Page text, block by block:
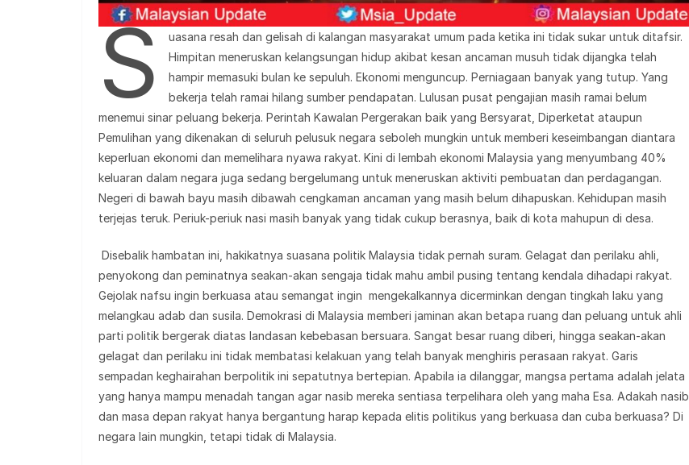
S
uasana resah dan gelisah di kalangan masyarakat umum pada ketika ini tidak sukar untuk ditafsir.
Himpitan meneruskan kelangsungan hidup akibat kesan ancaman musuh tidak dijangka telah
hampir memasuki bulan ke sepuluh. Ekonomi menguncup. Perniagaan banyak yang tutup. Yang
bekerja telah ramai hilang sumber pendapatan. Lulusan pusat pengajian masih ramai belum
menemui sinar peluang bekerja. Perintah Kawalan Pergerakan baik yang Bersyarat, Diperketat ataupun
Pemulihan yang dikenakan di seluruh pelusuk negara seboleh mungkin untuk memberi keseimbangan diantara
keperluan ekonomi dan memelihara nyawa rakyat. Kini di lembah ekonomi Malaysia yang menyumbang 40%
keluaran dalam negara juga sedang bergelumang untuk meneruskan aktiviti pembuatan dan perdagangan.
Negeri di bawah bayu masih dibawah cengkaman ancaman yang masih belum dihapuskan. Kehidupan masih
terjejas teruk. Periuk-periuk nasi masih banyak yang tidak cukup berasnya, baik di kota mahupun di desa.
Disebalik hambatan ini, hakikatnya suasana politik Malaysia tidak pernah suram. Gelagat dan perilaku ahli,
penyokong dan peminatnya seakan-akan sengaja tidak mahu ambil pusing tentang kendala dihadapi rakyat.
Gejolak nafsu ingin berkuasa atau semangat ingin mengekalkannya dicerminkan dengan tingkah laku yang
melangkau adab dan susila. Demokrasi di Malaysia memberi jaminan akan betapa ruang dan peluang untuk ahli
parti politik bergerak diatas landasan kebebasan bersuara. Sangat besar ruang diberi, hingga seakan-akan
gelagat dan perilaku ini tidak membatasi kelakuan yang telah banyak menghiris perasaan rakyat. Garis
sempadan keghairahan berpolitik ini sepatutnya bertepian. Apabila ia dilanggar, mangsa pertama adalah jelata
yang hanya mampu menadah tangan agar nasib mereka sentiasa terpelihara oleh yang maha Esa. Adakah nasib
dan masa depan rakyat hanya bergantung harap kepada elitis politikus yang berkuasa dan cuba berkuasa? Di
negara lain mungkin, tetapi tidak di Malaysia.